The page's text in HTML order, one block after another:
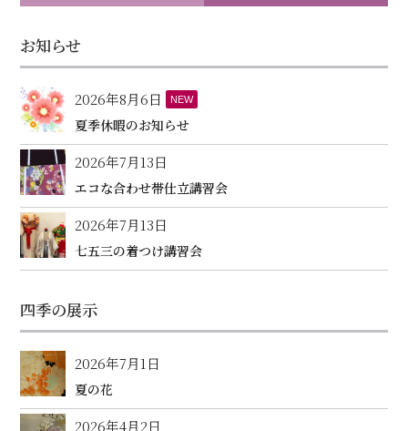
お知らせ
2026年8月6日 NEW
夏季休暇のお知らせ
2026年7月13日
エコな合わせ帯仕立講習会
2026年7月13日
七五三の着つけ講習会
四季の展示
2026年7月1日
夏の花
2026年4月2日